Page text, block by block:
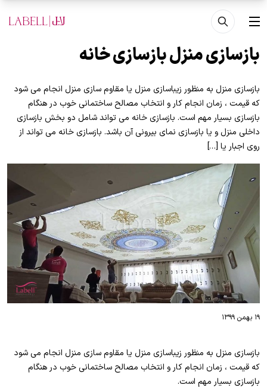
رفتن به محتوای اصلی
منو
بازسازی منزل بازسازی خانه
بازسازی منزل به منظور زیباسازی منزل یا مقاوم سازی منزل انجام می شود
که قیمت ، زمان انجام کار و انتخاب مصالح ساختمانی خوب در هنگام
بازسازی بسیار مهم است. بازسازی خانه می تواند شامل دو بخش بازسازی
داخلی منزل و یا بازسازی نمای بیرونی آن باشد. بازسازی خانه می تواند از
روی اجبار یا […]
۱۹ بهمن ۱۳۹۹
بازسازی منزل به منظور زیباسازی منزل یا مقاوم سازی منزل انجام می شود
که قیمت ، زمان انجام کار و انتخاب مصالح ساختمانی خوب در هنگام
بازسازی بسیار مهم است.